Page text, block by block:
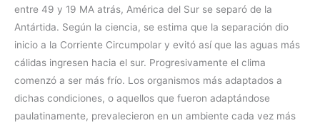
entre 49 y 19 MA atrás, América del Sur se separó de la
Antártida. Según la ciencia, se estima que la separación dio
inicio a la Corriente Circumpolar y evitó así que las aguas más
cálidas ingresen hacia el sur. Progresivamente el clima
comenzó a ser más frío. Los organismos más adaptados a
dichas condiciones, o aquellos que fueron adaptándose
paulatinamente, prevalecieron en un ambiente cada vez más